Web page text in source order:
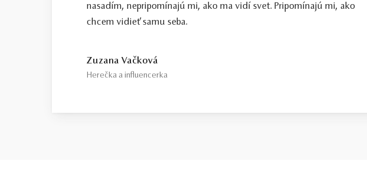
nasadím, nepripomínajú mi, ako ma vidí svet. Pripomínajú mi, ako
chcem vidieť samu seba.
Zuzana Vačková
Herečka a influencerka